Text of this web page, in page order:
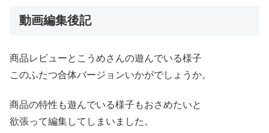
動画編集後記
商品レビューとこうめさんの遊んでいる様子
このふたつ合体バージョンいかがでしょうか。
商品の特性も遊んでいる様子もおさめたいと
欲張って編集してしまいました。